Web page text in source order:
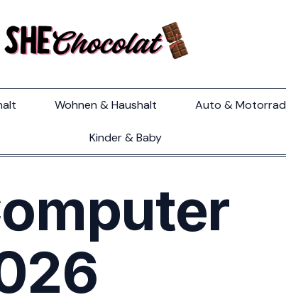
Wohnen & Haushalt Auto & Motorrad
Kinder & Baby